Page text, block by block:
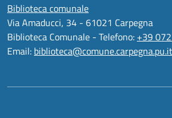
Biblioteca comunale
Via Amaducci, 34 - 61021 Carpegna
Biblioteca Comunale - Telefono: +39
Email: biblioteca@comune.carpegna.pu.it